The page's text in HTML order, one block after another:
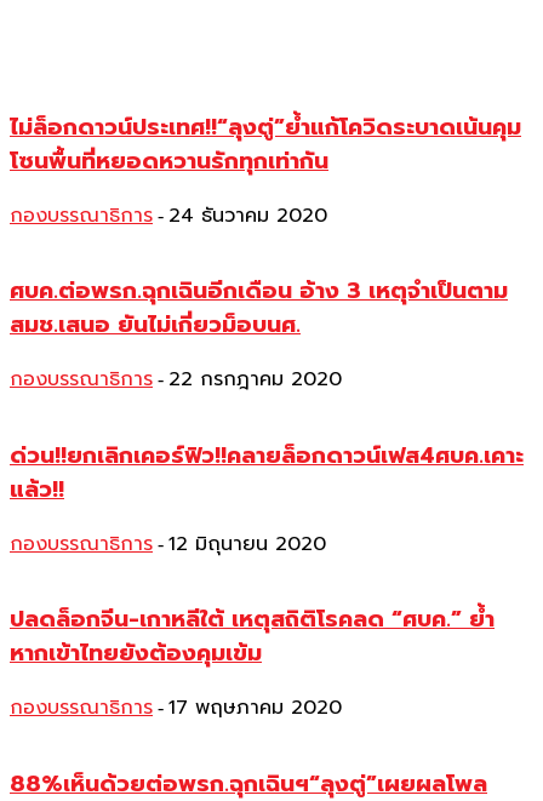
ไม่ล็อกดาวน์ประเทศ!!“ลุงตู่”ย้ำแก้โควิดระบาดเน้นคุม
โซนพื้นที่หยอดหวานรักทุกเท่ากัน
กองบรรณาธิการ - 24 ธันวาคม 2020
ศบค.ต่อพรก.ฉุกเฉินอีกเดือน อ้าง 3 เหตุจำเป็นตาม
สมช.เสนอ ยันไม่เกี่ยวม็อบนศ.
กองบรรณาธิการ - 22 กรกฎาคม 2020
ด่วน!!ยกเลิกเคอร์ฟิว!!คลายล็อกดาวน์เฟส4ศบค.เคาะ
แล้ว!!
กองบรรณาธิการ - 12 มิถุนายน 2020
ปลดล็อกจีน-เกาหลีใต้ เหตุสถิติโรคลด “ศบค.” ย้ำ
หากเข้าไทยยังต้องคุมเข้ม
กองบรรณาธิการ - 17 พฤษภาคม 2020
88%เห็นด้วยต่อพรก.ฉุกเฉินฯ“ลุงตู่”เผยผลโพล